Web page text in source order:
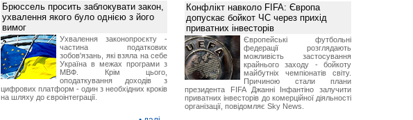
Брюссель просить заблокувати закон,
ухвалення якого було однією з його
вимог
Ухвалення законопроєкту -
частина податкових
зобов'язань, які взяла на себе
Україна в межах програми з
МВФ. Крім цього,
оподаткування доходів з
цифрових платформ - один з необхідних кроків
на шляху до євроінтеграції.
Конфлікт навколо FIFA: Європа
допускає бойкот ЧС через прихід
приватних інвесторів
Європейські футбольні
федерації розглядають
можливість застосування
крайнього заходу - бойкоту
майбутніх чемпіонатів світу.
Причиною стали плани
президента FIFA Джанні Інфантіно залучити
приватних інвесторів до комерційної діяльності
організації, повідомляє Sky News.